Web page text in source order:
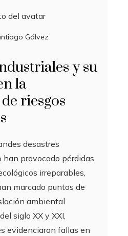
Gálvez
y su
la
riesgos
desastres
han provocado pérdidas
irreparables,
marcado puntos de
ambiental
siglo XX y XXI,
evidenciaron fallas en